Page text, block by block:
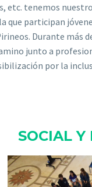
etc. tenemos
que participan
Durante más
junto a
por la
SOCIAL Y